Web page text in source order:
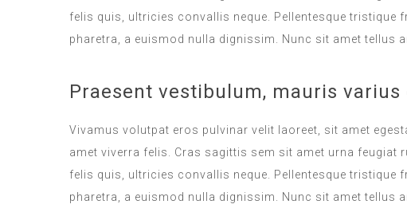
felis quis, ultricies convallis neque. Pellentesque tristique
pharetra, a euismod nulla dignissim. Nunc sit amet tellus
Praesent vestibulum, mauris varius
Vivamus volutpat eros pulvinar velit laoreet, sit amet
amet viverra felis. Cras sagittis sem sit amet urna feugiat
felis quis, ultricies convallis neque. Pellentesque tristique
pharetra, a euismod nulla dignissim. Nunc sit amet tellus